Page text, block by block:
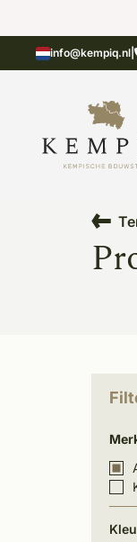
info@kempiq.nl
in Kesteren